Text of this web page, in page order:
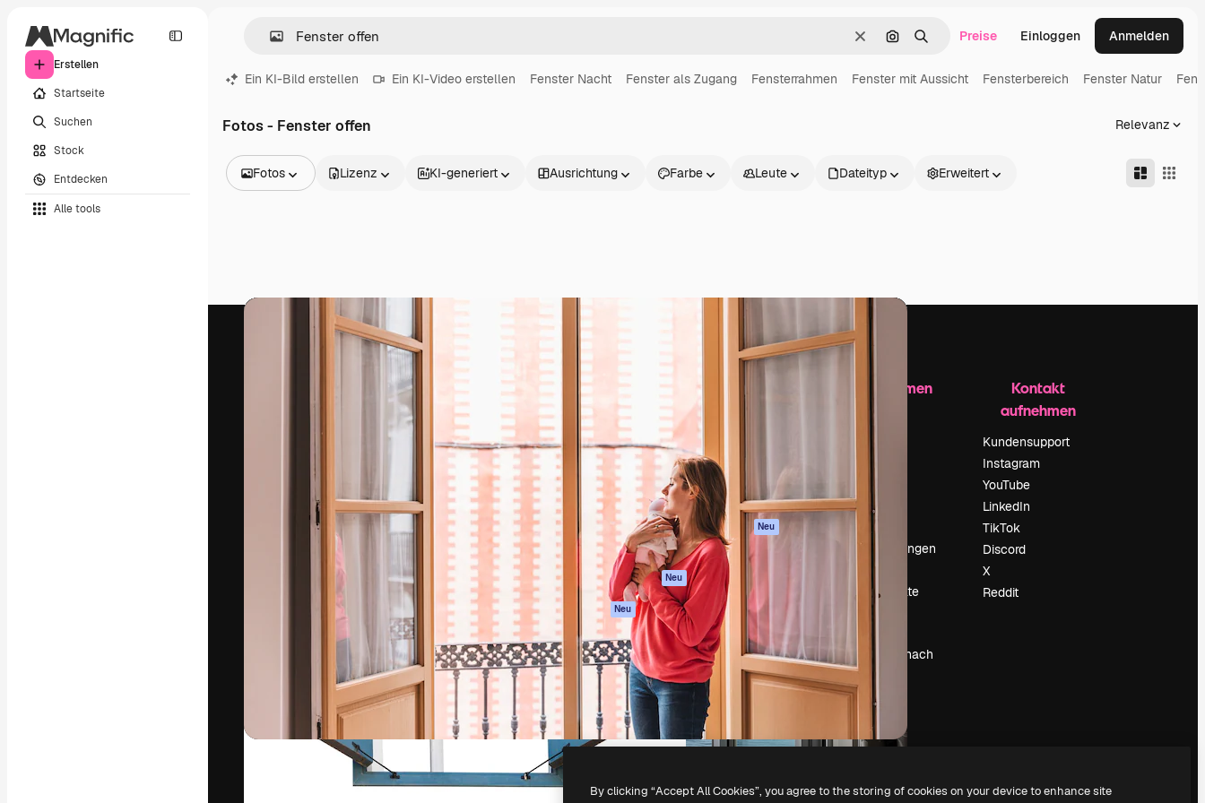
Erstellen
Startseite
Suchen
Stock
Entdecken
Alle tools
LöschenNach Bild suchen
SuchenPreise Einloggen Anmelden
Ein KI-Bild erstellen Ein KI-Video erstellen Fenster Nacht Fenster als Zugang Fensterrahmen Fenster mit Aussicht Fensterbereich Fenster Natur
Fotos - Fenster offen Relevanz
Fotos
Videos
Lizenz KI-generiert Ausrichtung Farbe Leute Dateityp Erweitert
Die kreative Plattform, um deine beste
Arbeit zu verwirklichen. Mehr als 1 Million
Abonnenten unter Kreativen, Unternehmen,
Agenturen und Studios.
Deutsch
Produkte
Spaces
KI-Assistent
KI-Bildgenerator
KI-Videogenerator
Stimmengenerator
Stock-Inhalte
MCP für
Claude/ChatGPT
Neu
Agenten Neu
Mobile App
Alle Magnific-Tools
Loslegen
Support
AGB
Datenschutzerklärung
Originale Neu
Cookie-Richtlinie
Vertrauenszentrum
Partner
Unternehmen
Unternehmen
Suchtrends
Veranstaltungen
Deine Inhalte
Suchst du nach
magnific.ai
Kontakt
aufnehmen
Kundensupport
Instagram
YouTube
LinkedIn
TikTok
Discord
X
Reddit
Copyright © 2010- Freepik Company S.L.U. Alle Rechte vorbehalten
By clicking “Accept All Cookies”, you agree to the storing of cookies on your device to enhance site